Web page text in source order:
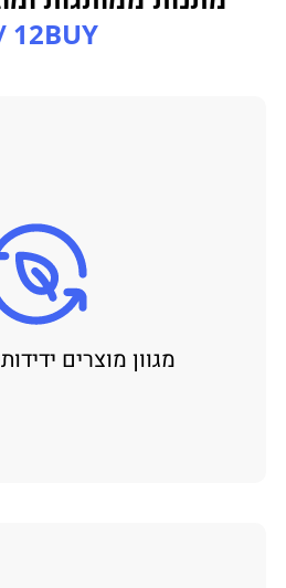
12BUY />
מגוון מוצרים